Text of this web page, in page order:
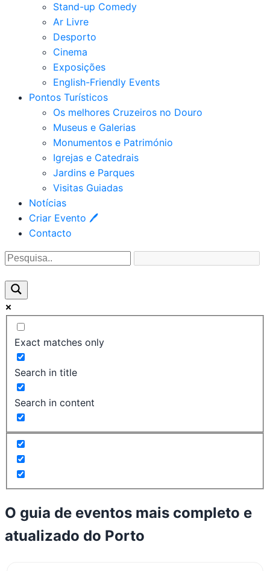
Stand-up Comedy
Ar Livre
Desporto
Cinema
Exposições
English-Friendly Events
Pontos Turísticos
Os melhores Cruzeiros no Douro​
Museus e Galerias
Monumentos e Património
Igrejas e Catedrais
Jardins e Parques
Visitas Guiadas
Notícias
Criar Evento 🖊
Contacto
Exact matches only
Search in title
Search in content
O guia de eventos mais completo e
atualizado do Porto